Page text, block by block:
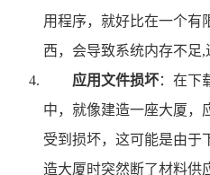
用程序，就好比在一个有
西，会导致系统内存不足,
应用文件损坏：在下
中，就像建造一座大厦，
受到损坏，这可能是由于
造大厦时突然断了材料供